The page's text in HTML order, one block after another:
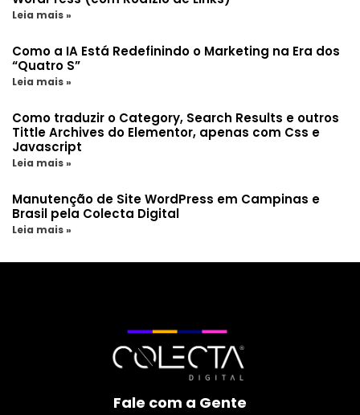
Leia mais »
Como a IA Está Redefinindo o Marketing na Era dos
“Quatro S”
Leia mais »
Como traduzir o Category, Search Results e outros
Tittle Archives do Elementor, apenas com Css e
Javascript
Leia mais »
Manutenção de Site WordPress em Campinas e
Brasil pela Colecta Digital
Leia mais »
Fale com a Gente